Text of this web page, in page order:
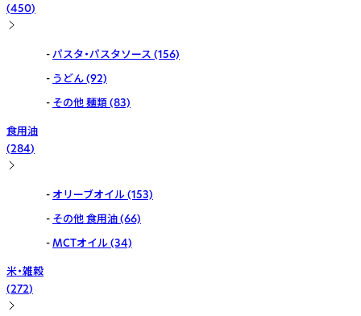
(450)
パスタ・パスタソース (156)
うどん(92)
その他 麺類(83)
食用油
(284)
オリーブオイル(153)
その他 食用油(66)
MCTオイル(34)
米・雑穀
(272)